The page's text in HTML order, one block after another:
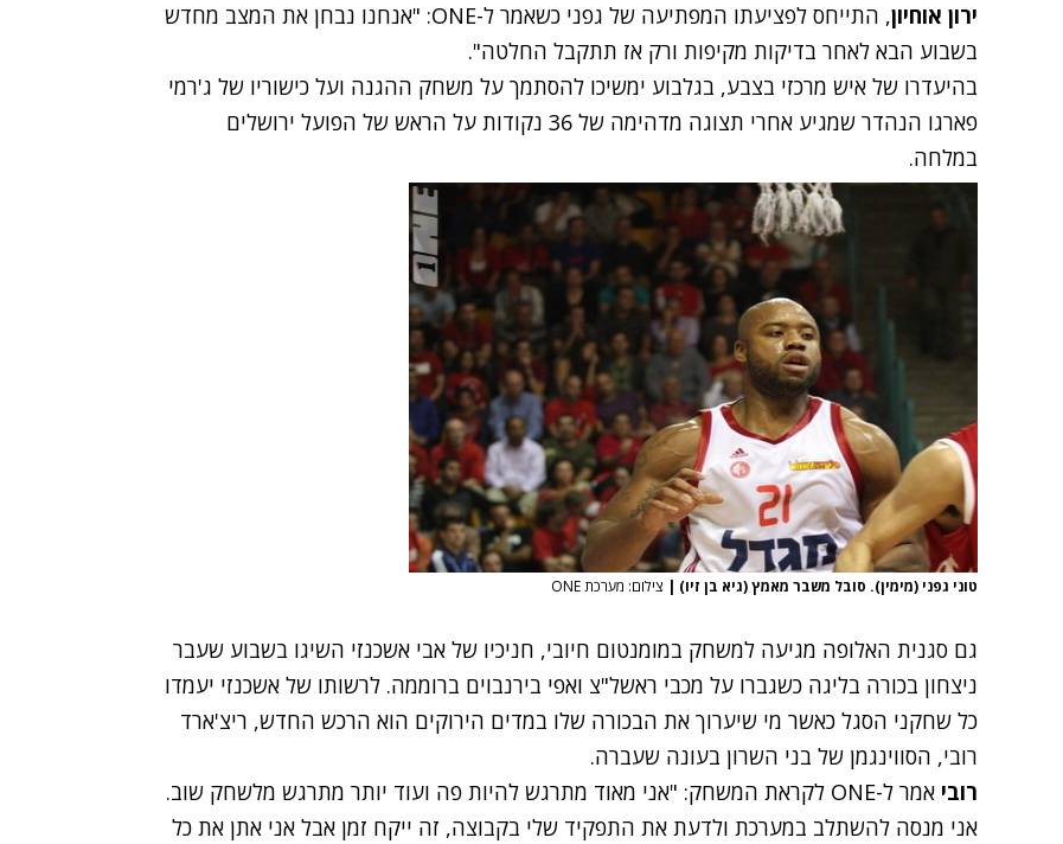
ירון אוחיון
, התייחס לפציעתו המפתיעה של גפני כשאמר ל-ONE: "אנחנו נבחן את המצב מחדש
בשבוע הבא לאחר בדיקות מקיפות ורק אז תתקבל החלטה".
בהיעדרו של איש מרכזי בצבע, בגלבוע ימשיכו להסתמך על משחק ההגנה ועל כישוריו של ג'רמי
פארגו הנהדר שמגיע אחרי תצוגה מדהימה של 36 נקודות על הראש של הפועל ירושלים
במלחה.
טוני גפני (מימין). סובל משבר מאמץ (גיא בן זיו) | צילום: מערכת ONE
גם סגנית האלופה מגיעה למשחק במומנטום חיובי, חניכיו של אבי אשכנזי השיגו בשבוע שעבר
ניצחון בכורה בליגה כשגברו על מכבי ראשל"צ ואפי בירנבוים ברוממה. לרשותו של אשכנזי יעמדו
כל שחקני הסגל כאשר מי שיערוך את הבכורה שלו במדים הירוקים הוא הרכש החדש, ריצ'ארד
רובי, הסווינגמן של בני השרון בעונה שעברה.
רובי
אמר ל-ONE לקראת המשחק: "אני מאוד מתרגש להיות פה ועוד יותר מתרגש מלשחק שוב.
אני מנסה להשתלב במערכת ולדעת את התפקיד שלי בקבוצה, זה ייקח זמן אבל אני אתן את כל